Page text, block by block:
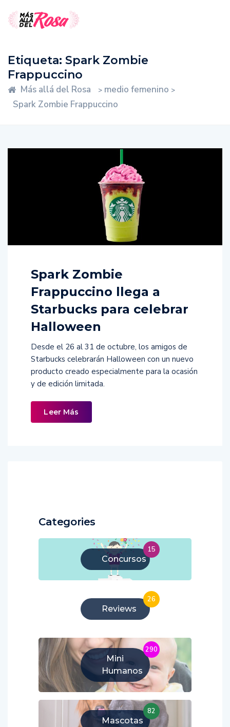
Etiqueta: Spark Zombie
Frappuccino
Más allá del Rosa > medio femenino >
Spark Zombie Frappuccino
Spark Zombie
Frappuccino llega a
Starbucks para celebrar
Halloween
Desde el 26 al 31 de octubre, los amigos de
Starbucks celebrarán Halloween con un nuevo
producto creado especialmente para la ocasión
y de edición limitada.
Leer Más
Categories
Concursos
15
Reviews
26
Mini
Humanos
290
Mascotas
82